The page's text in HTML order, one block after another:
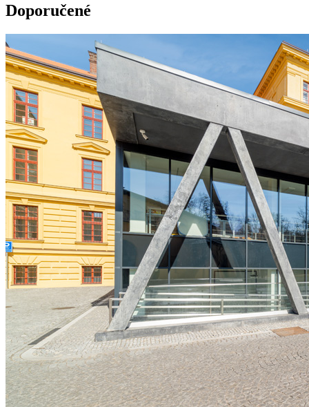
Doporučené